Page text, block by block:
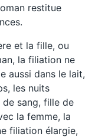
restitue
et la fille, ou
la filiation ne
aussi dans le lait,
les nuits
de sang, fille de
la femme, la
filiation élargie,